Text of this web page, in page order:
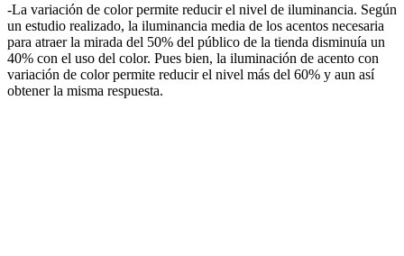
-La variación de color permite reducir el nivel de iluminancia. Según
un estudio realizado, la iluminancia media de los acentos necesaria
para atraer la mirada del 50% del público de la tienda disminuía un
40% con el uso del color. Pues bien, la iluminación de acento con
variación de color permite reducir el nivel más del 60% y aun así
obtener la misma respuesta.